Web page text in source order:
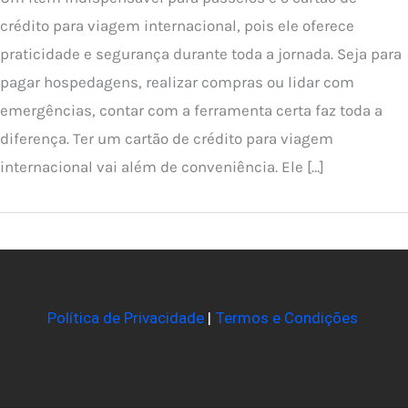
crédito para viagem internacional, pois ele oferece
praticidade e segurança durante toda a jornada. Seja para
pagar hospedagens, realizar compras ou lidar com
emergências, contar com a ferramenta certa faz toda a
diferença. Ter um cartão de crédito para viagem
internacional vai além de conveniência. Ele […]
Política de Privacidade| Termos e Condições